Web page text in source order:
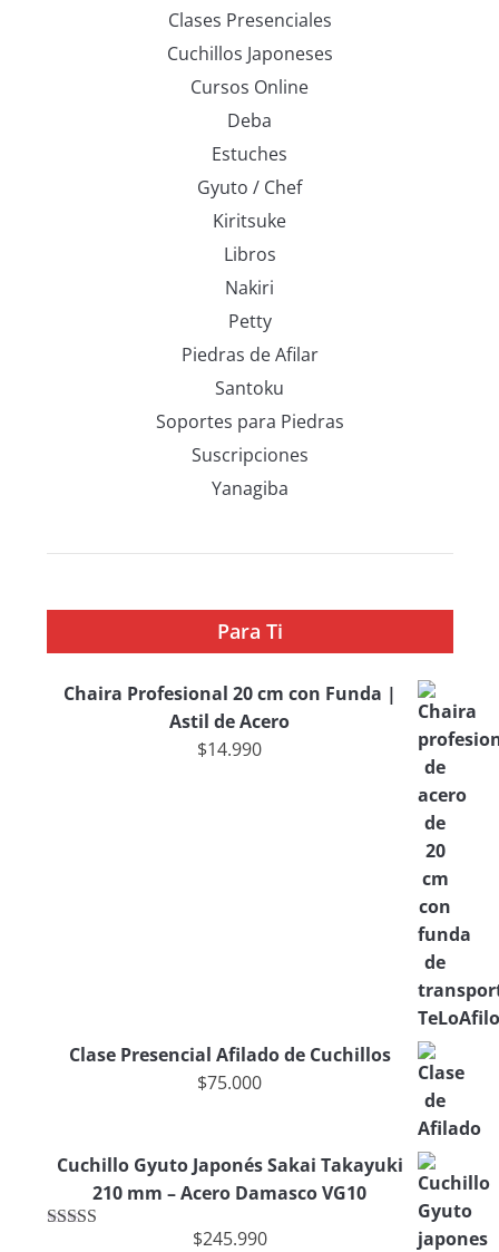
Clases Presenciales
Cuchillos Japoneses
Cursos Online
Deba
Estuches
Gyuto / Chef
Kiritsuke
Libros
Nakiri
Petty
Piedras de Afilar
Santoku
Soportes para Piedras
Suscripciones
Yanagiba
Para Ti
Chaira Profesional 20 cm con Funda |
Astil de Acero
$14.990
Clase Presencial Afilado de Cuchillos
$75.000
Cuchillo Gyuto Japonés Sakai Takayuki
210 mm – Acero Damasco VG10
$245.990